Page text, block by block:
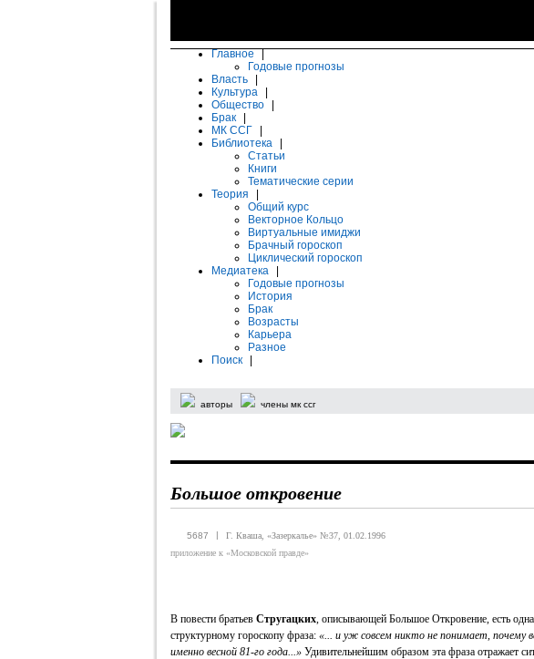
Главное
Годовые прогнозы
Власть
Культура
Общество
Брак
МК ССГ
Библиотека
Статьи
Книги
Тематические серии
Теория
Общий курс
Векторное Кольцо
Виртуальные имиджи
Брачный гороскоп
Циклический гороскоп
Медиатека
Годовые прогнозы
История
Брак
Возрасты
Карьера
Разное
Поиск
авторы члены мк ссг
Большое откровение
5687 |
Г. Кваша, «Зазеркалье» №37, 01.02.1996
приложение к «Московской правде»
В повести братьев Стругацких, описывающей Большое Откровение, есть
структурному гороскопу фраза: «... и уж совсем никто не понимает, почему
именно весной 81-го года...» Удивительнейшим образом эта фраза отражает